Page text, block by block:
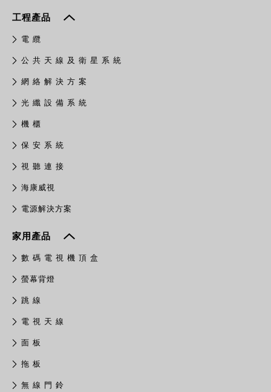
工程產品
電 纜
公 共 天 線 及 衛 星 系 統
網 絡 解 決 方 案
光 纖 設 備 系 統
機 櫃
保 安 系 統
視 聽 連 接
​海康威視
電源解決方案
家用產品
數 碼 電 視 機 頂 盒
螢幕背燈
跳 線
電 視 天 線
面 板
拖 板
無 線 門 鈴